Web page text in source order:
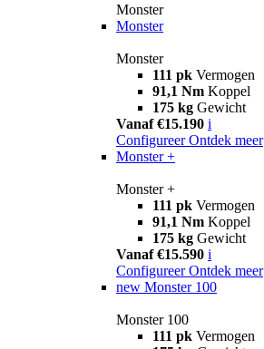
Monster
Monster
Monster
111 pk Vermogen
91,1 Nm Koppel
175 kg Gewicht
Vanaf €15.190 i
Configureer Ontdek meer
Monster +
Monster +
111 pk Vermogen
91,1 Nm Koppel
175 kg Gewicht
Vanaf €15.590 i
Configureer Ontdek meer
new Monster 100
Monster 100
111 pk Vermogen